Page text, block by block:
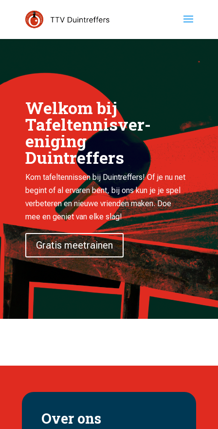
Welkom bij
Tafeltennis­ver­
eniging
Duintreffers
Kom tafeltennissen bij Duintreffers! Of je nu net
begint of al ervaren bent, bij ons kun je je spel
verbeteren en nieuwe vrienden maken. Doe
mee en geniet van elke slag!
Gratis meetrainen
Over ons